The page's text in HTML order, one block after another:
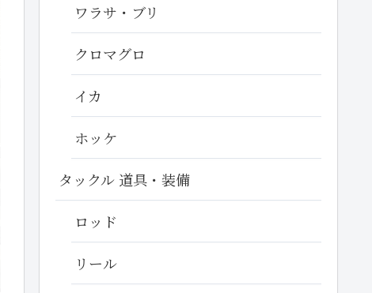
ワラサ・ブリ
クロマグロ
イカ
ホッケ
タックル 道具・装備
ロッド
リール